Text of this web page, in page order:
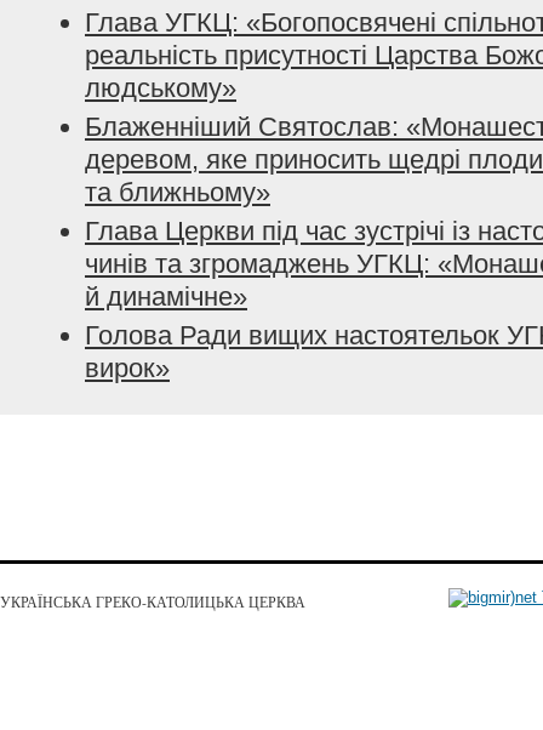
Глава УГКЦ: «Богопосвячені
реальність присутності Царства
людському»
Блаженніший Святослав:
деревом, яке приносить щедрі
та ближньому»
Глава Церкви під час зустрічі із
чинів та згромаджень УГКЦ:
й динамічне»
Голова Ради вищих настоятельок
вирок»
УКРАЇНСЬКА ГРЕКО-КАТОЛИЦЬКА ЦЕРКВА